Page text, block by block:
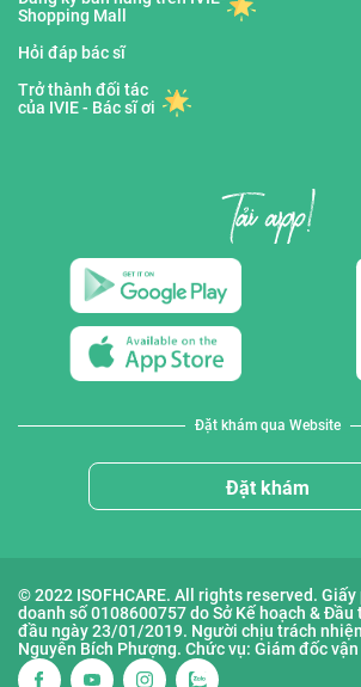
Shopping Mall
Hỏi đáp bác sĩ
Trở thành đối tác
của IVIE - Bác sĩ ơi
Đặt khám qua Website
Đặt khám
© 2022 ISOFHCARE. All rights reserved.
doanh số 0108600757 do Sở Kế hoạch &
đầu ngày 23/01/2019. Người chịu trách
Nguyễn Bích Phượng. Chức vụ: Giám đốc